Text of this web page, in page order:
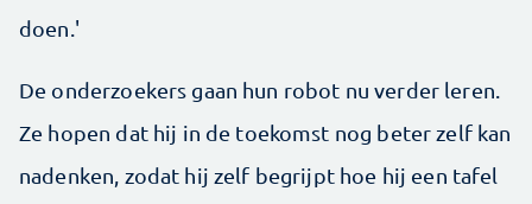
doen.'
De onderzoekers gaan hun robot nu verder leren.
Ze hopen dat hij in de toekomst nog beter zelf kan
nadenken, zodat hij zelf begrijpt hoe hij een tafel